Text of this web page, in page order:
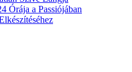
Órája a Passiójában